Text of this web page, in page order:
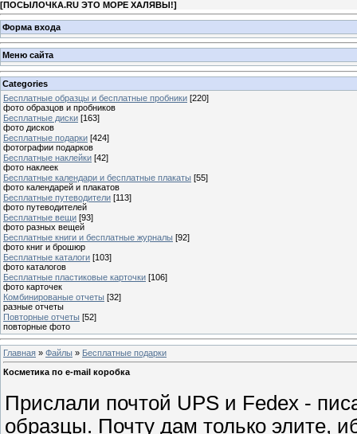
[ПОСЫЛОЧКА.RU ЭТО МОРЕ ХАЛЯВЫ!]
Форма входа
Меню сайта
Categories
Бесплатные образцы и бесплатные пробники [220]
фото образцов и пробников
Бесплатные диски [163]
фото дисков
Бесплатные подарки [424]
фотографии подарков
Бесплатные наклейки [42]
фото наклеек
Бесплатные календари и бесплатные плакаты [55]
фото календарей и плакатов
Бесплатные путеводители [113]
фото путеводителей
Бесплатные вещи [93]
фото разных вещей
Бесплатные книги и бесплатные журналы [92]
фото книг и брошюр
Бесплатные каталоги [103]
фото каталогов
Бесплатные пластиковые карточки [106]
фото карточек
Комбинированые отчеты [32]
разные отчеты
Повторные отчеты [52]
повторные фото
Главная » Файлы » Бесплатные подарки
Косметика по e-mail коробка
Прислали почтой UPS и Fedex -
образцы. Почту дам только элите,